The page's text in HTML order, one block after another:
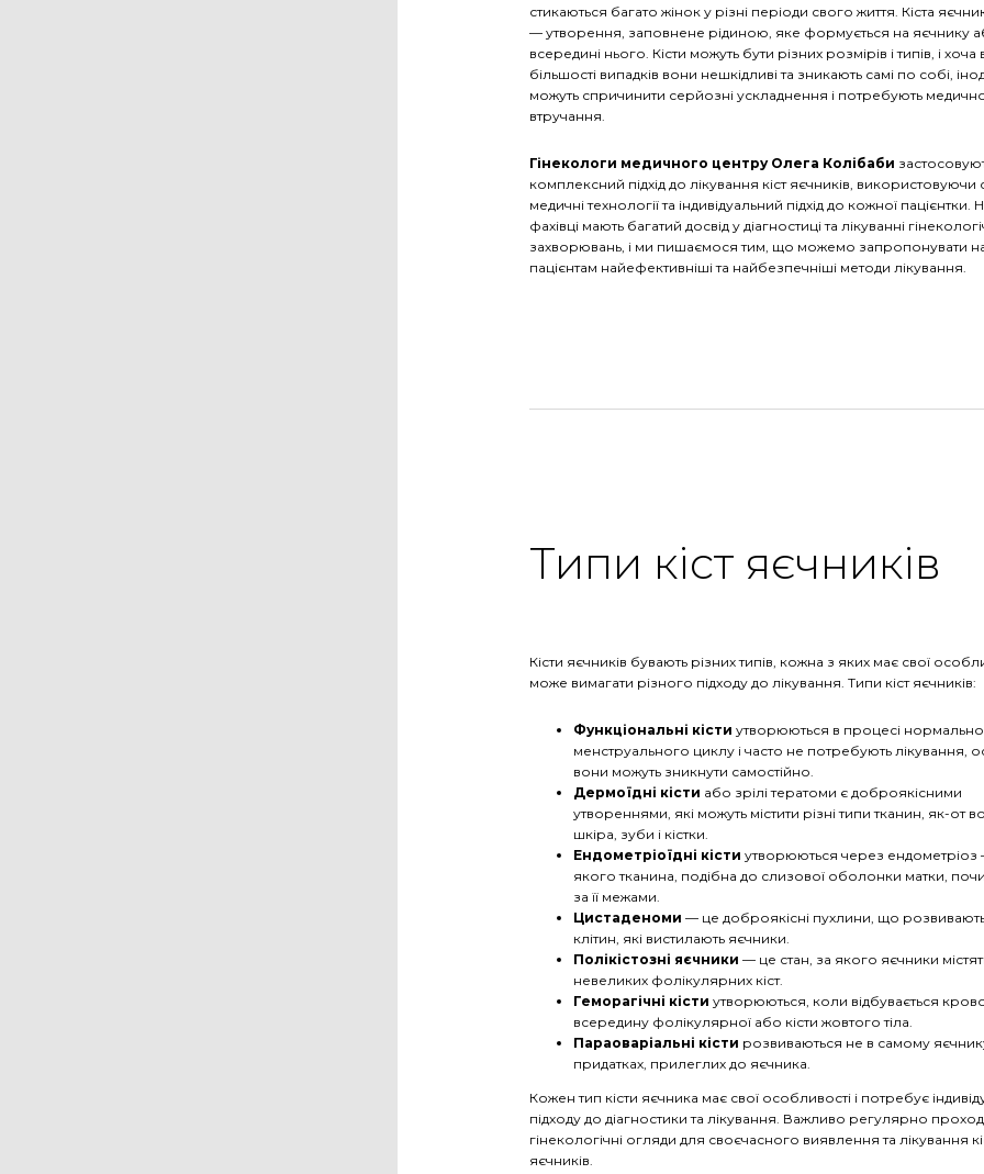
стикаються багато жінок у різні періоди свого життя. Кіста
— утворення, заповнене рідиною, яке формується на яєчнику
всередині нього. Кісти можуть бути різних розмірів і типів, і хоча
більшості випадків вони нешкідливі та зникають самі по собі,
можуть спричинити серйозні ускладнення і потребують
втручання.
Гінекологи медичного центру Олега Колібаби
комплексний підхід до лікування кіст яєчників, використовуючи
медичні технології та індивідуальний підхід до кожної пацієнтки.
фахівці мають багатий досвід у діагностиці та лікуванні
захворювань, і ми пишаємося тим, що можемо запропонувати
пацієнтам найефективніші та найбезпечніші методи лікування.
Типи кіст яєчників
Кісти яєчників бувають різних типів, кожна з яких має свої
може вимагати різного підходу до лікування. Типи кіст яєчників:
Функціональні кісти утворюються в процесі
менструального циклу і часто не потребують лікування,
вони можуть зникнути самостійно.
Дермоїдні кісти або зрілі тератоми є доброякісними
утвореннями, які можуть містити різні типи тканин, як-от
шкіра, зуби і кістки.
Ендометріоїдні кісти утворюються через ендометріоз
якого тканина, подібна до слизової оболонки матки,
за її межами.
Цистаденоми — це доброякісні пухлини, що
клітин, які вистилають яєчники.
Полікістозні яєчники — це стан, за якого яєчники
невеликих фолікулярних кіст.
Геморагічні кісти утворюються, коли відбувається
всередину фолікулярної або кісти жовтого тіла.
Параоваріальні кісти розвиваються не в самому
придатках, прилеглих до яєчника.
Кожен тип кісти яєчника має свої особливості і потребує
підходу до діагностики та лікування. Важливо регулярно
гінекологічні огляди для своєчасного виявлення та лікування
яєчників.